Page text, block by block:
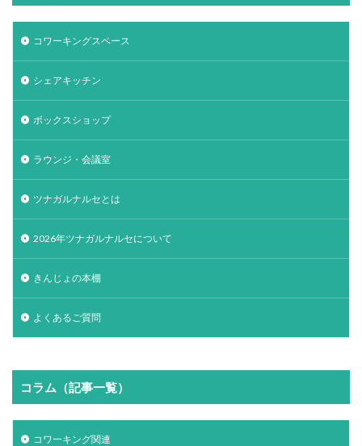
コワーキングスペース
シェアキッチン
ボックスショップ
ラウンジ・会議室
ツナガルナルセとは
2026年ツナガルナルセについて
きんじょの本棚
よくあるご質問
コラム（記事一覧）
コワーキング関連